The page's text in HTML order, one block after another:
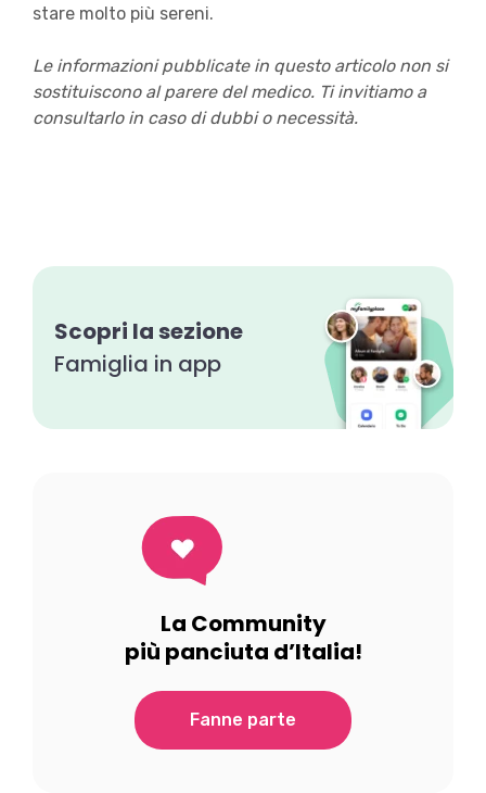
stare molto più sereni.
Le informazioni pubblicate in questo articolo non si
sostituiscono al parere del medico. Ti invitiamo a
consultarlo in caso di dubbi o necessità.
Scopri la sezione
Famiglia in app
La Community
più panciuta d’Italia!
Fanne parte